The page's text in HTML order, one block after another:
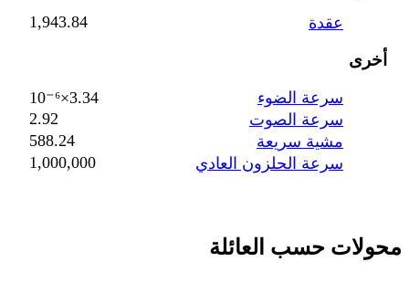
عقدة 1,943.84
أخرى
سرعة الضوء
3.34×10⁻⁶
سرعة الصوت
2.92
مشية سريعة
588.24
سرعة الحلزون العادي
1,000,000
محولات حسب العائلة